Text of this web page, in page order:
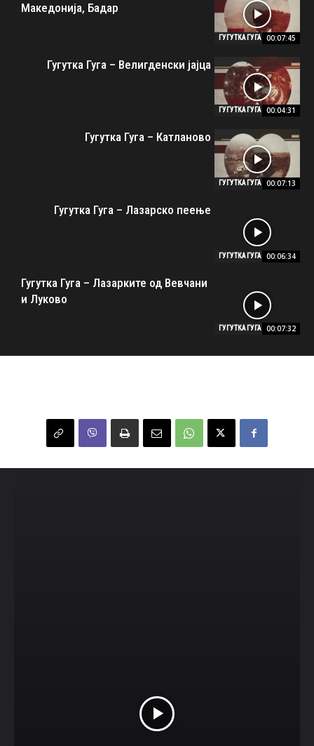
ГУГУТКА ГУГА 00:07:45
Македонија, Бадар
ГУГУТКА ГУГА 00:04:31
Гугутка Гуга – Велигденски јајца
ГУГУТКА ГУГА 00:07:13
Гугутка Гуга – Катланово
ГУГУТКА ГУГА 00:06:34
Гугутка Гуга – Лазарско пеење
ГУГУТКА ГУГА 00:07:32
Гугутка Гуга – Лазарките од Вевчани
и Луково